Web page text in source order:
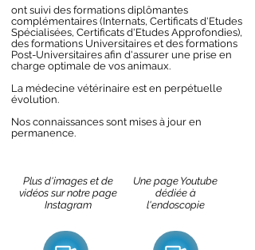
ont suivi des formations diplômantes
complémentaires (Internats, Certificats d'Etudes
Spécialisées, Certificats d'Etudes Approfondies),
des formations Universitaires et des formations
Post-Universitaires afin d'assurer une prise en
charge optimale de vos animaux.
La médecine vétérinaire est en perpétuelle
évolution.
Nos connaissances sont mises à jour en
permanence.
Plus d'images et de
vidéos sur notre page
Instagram
Une page Youtube
dédiée à
l'endoscopie